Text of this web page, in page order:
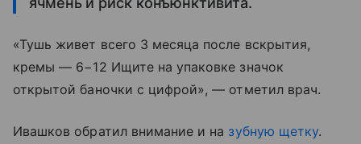
«Тушь живет всего 3 месяца после вскрытия,
кремы — 6−12 Ищите на упаковке значок
открытой баночки с цифрой», — отметил врач.
Ивашков обратил внимание и на зубную щетку.